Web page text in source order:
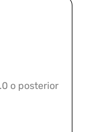
o posterior